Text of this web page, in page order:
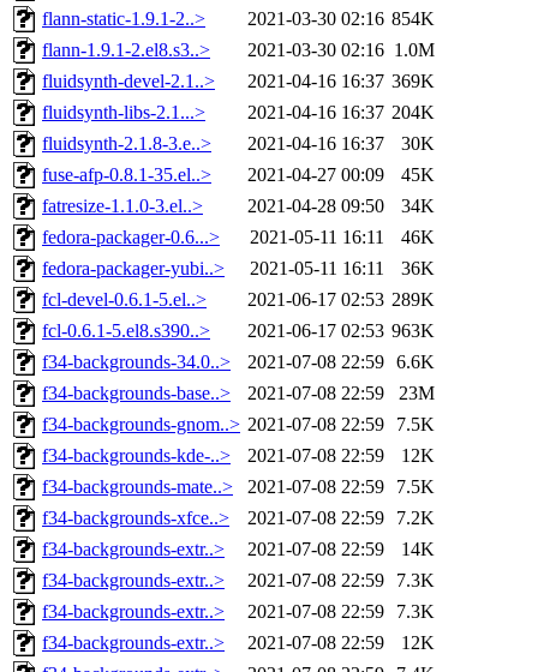
flann-static-1.9.1-2..>
2021-03-30 02:16 854K
flann-1.9.1-2.el8.s3..>
2021-03-30 02:16 1.0M
fluidsynth-devel-2.1..>
2021-04-16 16:37 369K
fluidsynth-libs-2.1...>
2021-04-16 16:37 204K
fluidsynth-2.1.8-3.e..>
2021-04-16 16:37
30K
fuse-afp-0.8.1-35.el..>
2021-04-27 00:09
45K
fatresize-1.1.0-3.el..>
2021-04-28 09:50
34K
fedora-packager-0.6...>
2021-05-11 16:11
46K
fedora-packager-yubi..>
2021-05-11 16:11
36K
fcl-devel-0.6.1-5.el..>
2021-06-17 02:53 289K
fcl-0.6.1-5.el8.s390..>
2021-06-17 02:53 963K
f34-backgrounds-34.0..>
2021-07-08 22:59 6.6K
f34-backgrounds-base..>
2021-07-08 22:59
23M
f34-backgrounds-gnom..> 2021-07-08 22:59
7.5K
f34-backgrounds-kde-..>
2021-07-08 22:59
12K
f34-backgrounds-mate..>
2021-07-08 22:59
7.5K
f34-backgrounds-xfce..>
2021-07-08 22:59
7.2K
f34-backgrounds-extr..>
2021-07-08 22:59
14K
f34-backgrounds-extr..>
2021-07-08 22:59
7.3K
f34-backgrounds-extr..>
2021-07-08 22:59
7.3K
f34-backgrounds-extr..>
2021-07-08 22:59
12K